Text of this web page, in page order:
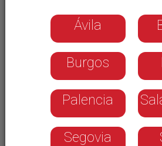
50.000 en Castilla y
tercera causa de
Ávila
Burgos
Palencia
Segovia